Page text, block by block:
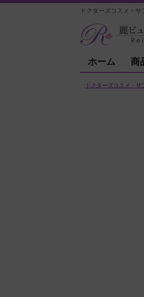
ドクターズコスメ・
ホーム 商
ドクターズコスメ・サ